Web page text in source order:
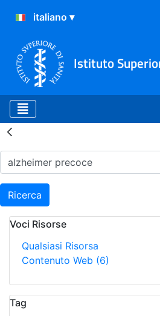
Istituto
Risultati della
Ricerca
Voci Risorse
Qualsiasi Risorsa
Contenuto Web (6)
Tag